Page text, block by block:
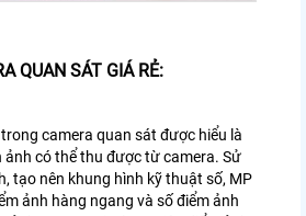
QUAN SÁT GIÁ RẺ:
camera quan sát được hiểu là
có thể thu được từ camera. Sử
tạo nên khung hình kỹ thuật số, MP
ảnh hàng ngang và số điểm ảnh